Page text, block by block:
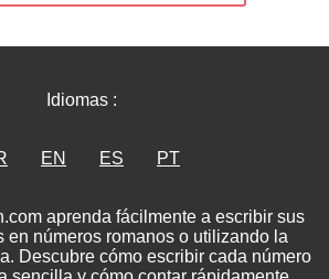
Idiomas :
EN ES PT
aprenda fácilmente a escribir sus
en números romanos o utilizando la
Descubre cómo escribir cada número